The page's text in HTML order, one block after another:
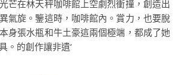
芒在林天秤咖啡館上空劇烈衝撞，創造出
氣旋。鑒這時，咖啡館內。賞力，也要脫
身張水瓶和牛土豪這兩個極端，都成了她
。的創作讓非遺‘